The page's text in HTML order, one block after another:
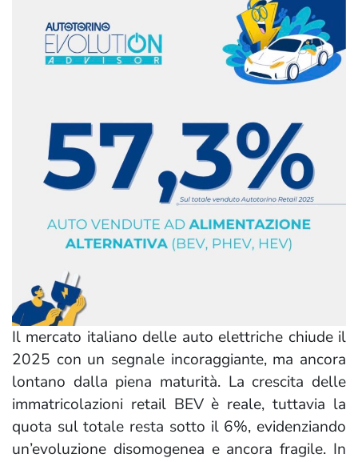
Il mercato italiano delle auto elettriche chiude il
2025 con un segnale incoraggiante, ma ancora
lontano dalla piena maturità. La crescita delle
immatricolazioni retail BEV è reale, tuttavia la
quota sul totale resta sotto il 6%, evidenziando
un’evoluzione disomogenea e ancora fragile. In